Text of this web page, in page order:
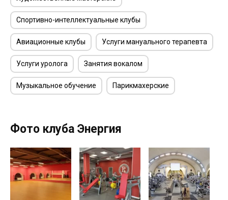
Спортивно-интеллектуальные клубы
Авиационные клубы Услуги мануального терапевта
Услуги уролога Занятия вокалом
Музыкальное обучение Парикмахерские
Фото клуба Энергия